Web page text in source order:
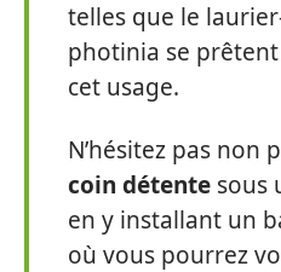
telles que le
photinia se
cet usage.
N’hésitez pas non
coin détente sous
en y installant un
où vous pourrez